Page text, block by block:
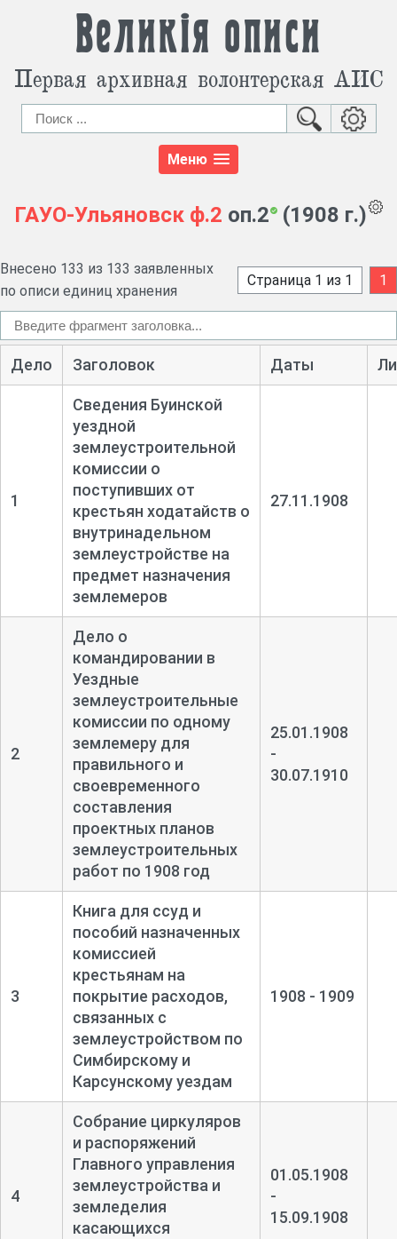
Великія описи
Первая архивная волонтерская АИС
Меню
ГАУО-Ульяновск ф.2 оп.2 (1908 г.)
Внесено 133 из 133 заявленных
по описи единиц хранения
Страница 1 из 1 1
Дело Заголовок Даты
1
Сведения Буинской
уездной
землеустроительной
комиссии о
поступивших от
крестьян ходатайств о
внутринадельном
землеустройстве на
предмет назначения
землемеров
27.11.1908
2
Дело о
командировании в
Уездные
землеустроительные
комиссии по одному
землемеру для
правильного и
своевременного
составления
проектных планов
землеустроительных
работ по 1908 год
25.01.1908
-
30.07.1910
3
Книга для ссуд и
пособий назначенных
комиссией
крестьянам на
покрытие расходов,
связанных с
землеустройством по
Симбирскому и
Карсунскому уездам
1908 - 1909
4
Собрание циркуляров
и распоряжений
Главного управления
землеустройства и
земледелия
касающихся
01.05.1908
-
15.09.1908